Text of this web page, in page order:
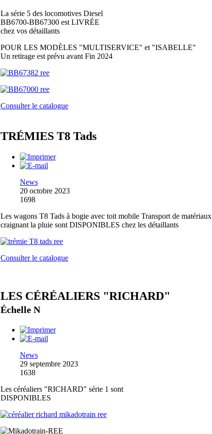
La série 5 des locomotives Diesel
BB6700-BB67300 est LIVRÉE
chez vos détaillants
POUR LES MODÈLES "MULTISERVICE" et "ISABELLE"
Un retirage est prévu avant Fin 2024
Consulter le catalogue
TRÉMIES T8 Tads
News
20 octobre 2023
1698
Les wagons T8 Tads à bogie avec toit mobile Transport de matériaux
craignant la pluie sont DISPONIBLES chez les détaillants
Consulter le catalogue
LES CÉRÉALIERS "RICHARD"
Échelle N
News
29 septembre 2023
1638
Les céréaliers "RICHARD" série 1 sont
DISPONIBLES